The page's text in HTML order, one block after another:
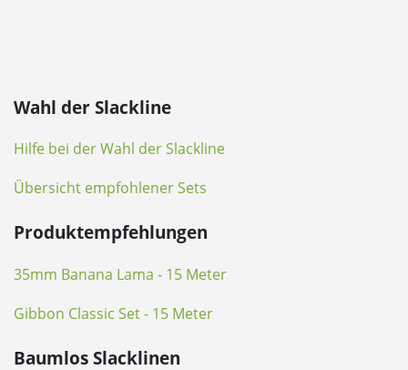
Wahl der Slackline
Hilfe bei der Wahl der Slackline
Übersicht empfohlener Sets
Produktempfehlungen
35mm Banana Lama - 15 Meter
Gibbon Classic Set - 15 Meter
Baumlos Slacklinen